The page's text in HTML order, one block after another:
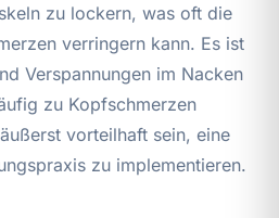
zu lockern, was oft die
verringern kann. Es ist
Verspannungen im Nacken
zu Kopfschmerzen
vorteilhaft sein, eine
zu implementieren.